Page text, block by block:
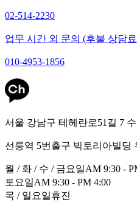
02-514-2230
업무 시간 외 문의 (후불 상담
010-4953-1856
서울 강남구 테헤란로51길 7
선릉역 5번출구 빅토리아빌딩
월 / 화 / 수 / 금요일AM 9:30 -
토요일AM 9:30 - PM 4:00
목 / 일요일휴진